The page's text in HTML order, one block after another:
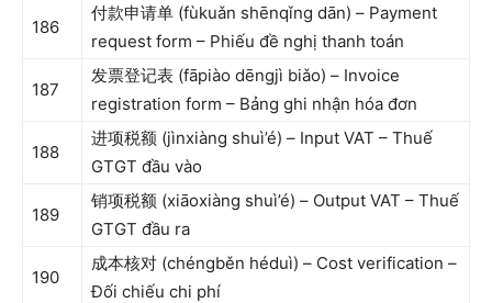
186
付款申请单 (fùkuǎn shēnqǐng dān) – Payment
request form – Phiếu đề nghị thanh toán
187
发票登记表 (fāpiào dēngjì biǎo) – Invoice
registration form – Bảng ghi nhận hóa đơn
188
进项税额 (jìnxiàng shuì’é) – Input VAT – Thuế
GTGT đầu vào
189
销项税额 (xiāoxiàng shuì’é) – Output VAT – Thuế
GTGT đầu ra
190
成本核对 (chéngběn héduì) – Cost verification –
Đối chiếu chi phí